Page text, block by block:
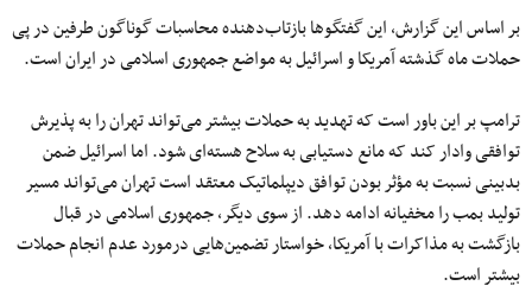
بر اساس این گزارش، این گفتگو‌ها بازتاب‌دهنده محاسبات گوناگون طرفین در پی
حملات ماه گذشته آمریکا و اسرائیل به مواضع جمهوری اسلامی در ایران است.
ترامپ بر این باور است که تهدید به حملات بیشتر می‌تواند تهران را به پذیرش
توافقی وادار کند که مانع دستیابی به سلاح هسته‌ای شود. اما اسرائیل ضمن
بدبینی نسبت به مؤثر بودن توافق دیپلماتیک معتقد است تهران می‌تواند مسیر
تولید بمب را مخفیانه ادامه دهد. از سوی دیگر، جمهوری اسلامی در قبال
بازگشت به مذاکرات با آمریکا، خواستار تضمین‌هایی درمورد عدم انجام حملات
بیشتر است.